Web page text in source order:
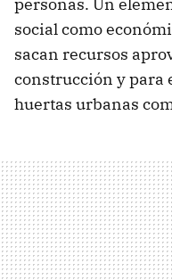
social como
sacan recursos
construcción y para
huertas urbanas